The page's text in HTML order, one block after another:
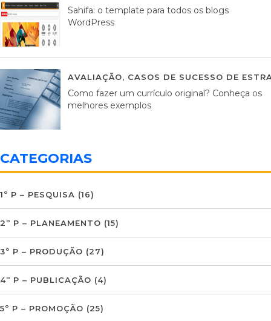
Sahifa: o template para todos os blogs
WordPress
AVALIAÇÃO, CASOS DE SUCESSO DE
Como fazer um currículo original? Conheça os
melhores exemplos
CATEGORIAS
1º P – PESQUISA (16)
2º P – PLANEAMENTO (15)
3º P – PRODUÇÃO (27)
4º P – PUBLICAÇÃO (4)
5º P – PROMOÇÃO (25)